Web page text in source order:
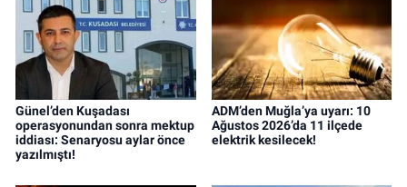
Günel’den Kuşadası
operasyonundan sonra mektup
iddiası: Senaryosu aylar önce
yazılmıştı!
ADM’den Muğla’ya uyarı: 10
Ağustos 2026’da 11 ilçede
elektrik kesilecek!